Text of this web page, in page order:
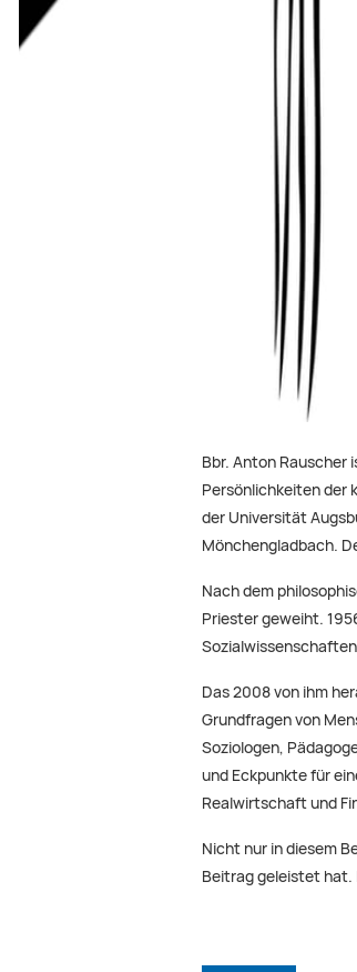
Bbr. Anton Rauscher
Persönlichkeiten der
der Universität
Mönchengladbach.
Nach dem
Priester geweiht.
Das 2008 von ihm
Grundfragen von
Soziologen,
und Eckpunkte für
Realwirtschaft und
Nicht nur in diesem
Beitrag geleistet hat.